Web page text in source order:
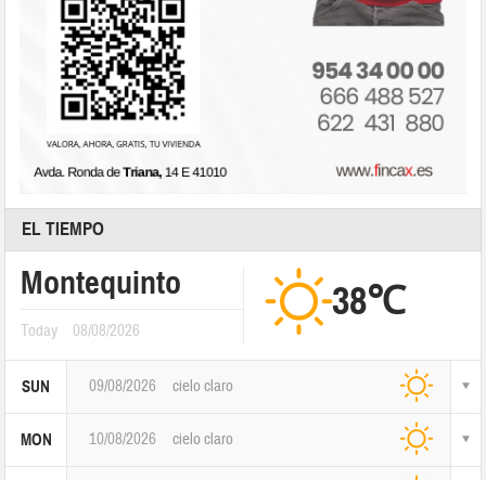
EL TIEMPO
Montequinto
Today 08/08/2026
38℃
SUN 09/08/2026 cielo claro
MON 10/08/2026 cielo claro